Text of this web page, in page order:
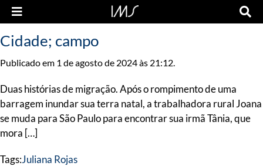
Cidade; campo
Publicado em 1 de agosto de 2024 às 21:12.
Duas histórias de migração. Após o rompimento de uma
barragem inundar sua terra natal, a trabalhadora rural Joana
se muda para São Paulo para encontrar sua irmã Tânia, que
mora […]
Tags:Juliana Rojas